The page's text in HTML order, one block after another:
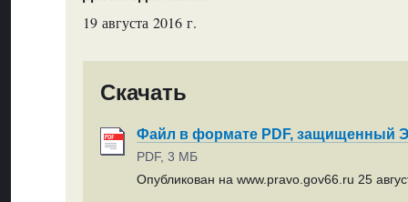
19 августа 2016 г.
Скачать
Файл в формате PDF, защищенный
PDF, 3 МБ
Опубликован на www.pravo.gov66.ru 25